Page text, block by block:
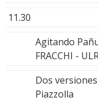
11.30
Agitando
FRACCHI -
Dos
Piazzolla